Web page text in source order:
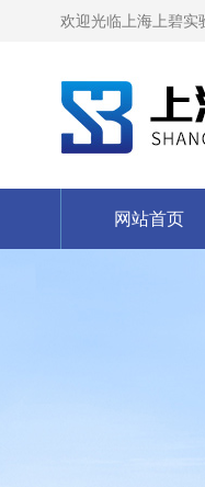
欢迎光临上海上碧实
网站首页